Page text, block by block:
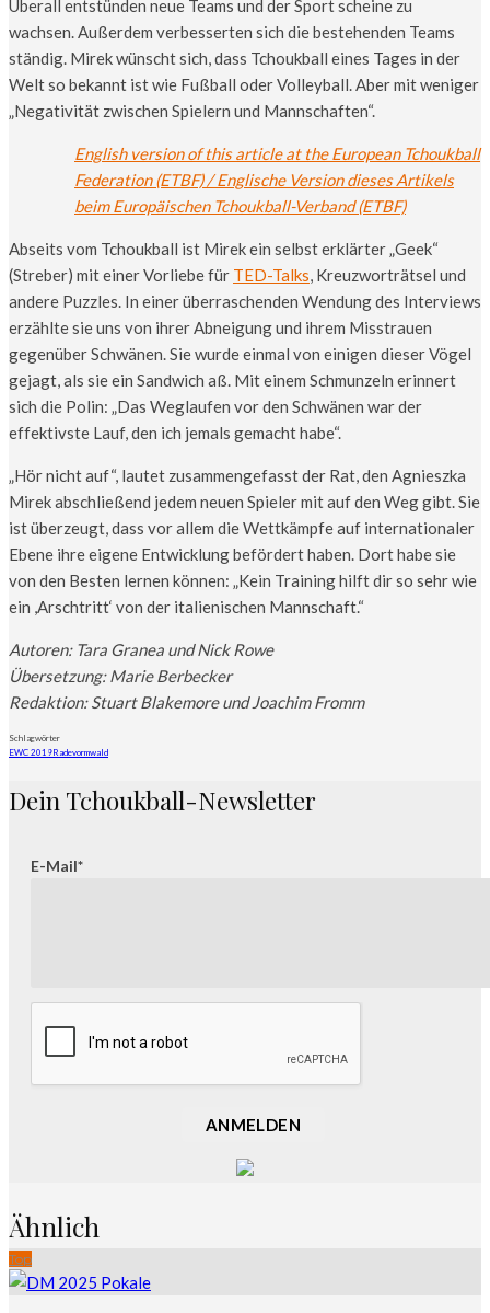
Überall entstünden neue Teams und der Sport scheine zu
wachsen. Außerdem verbesserten sich die bestehenden Teams
ständig. Mirek wünscht sich, dass Tchoukball eines Tages in der
Welt so bekannt ist wie Fußball oder Volleyball. Aber mit weniger
„Negativität zwischen Spielern und Mannschaften“.
English version of this article at the European Tchoukball
Federation (ETBF) / Englische Version dieses Artikels
beim Europäischen Tchoukball-Verband (ETBF)
Abseits vom Tchoukball ist Mirek ein selbst erklärter „Geek“
(Streber) mit einer Vorliebe für TED-Talks, Kreuzworträtsel und
andere Puzzles. In einer überraschenden Wendung des Interviews
erzählte sie uns von ihrer Abneigung und ihrem Misstrauen
gegenüber Schwänen. Sie wurde einmal von einigen dieser Vögel
gejagt, als sie ein Sandwich aß. Mit einem Schmunzeln erinnert
sich die Polin: „Das Weglaufen vor den Schwänen war der
effektivste Lauf, den ich jemals gemacht habe“.
„Hör nicht auf“, lautet zusammengefasst der Rat, den Agnieszka
Mirek abschließend jedem neuen Spieler mit auf den Weg gibt. Sie
ist überzeugt, dass vor allem die Wettkämpfe auf internationaler
Ebene ihre eigene Entwicklung befördert haben. Dort habe sie
von den Besten lernen können: „Kein Training hilft dir so sehr wie
ein ,Arschtritt‘ von der italienischen Mannschaft.“
Autoren: Tara Granea und Nick Rowe
Übersetzung: Marie Berbecker
Redaktion: Stuart Blakemore und Joachim Fromm
Schlagwörter
EWC 2019Radevormwald
Dein Tchoukball-Newsletter
E-Mail*
ANMELDEN
Ähnlich
Top